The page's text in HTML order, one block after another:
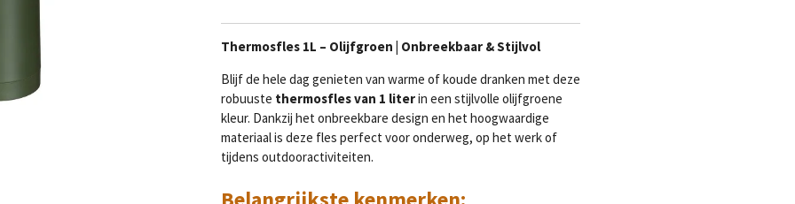
Thermosfles 1L – Olijfgroen | Onbreekbaar & Stijlvol
Blijf de hele dag genieten van warme of koude dranken met deze
robuuste thermosfles van 1 literin een stijlvolle olijfgroene
kleur. Dankzij het onbreekbare design en het hoogwaardige
materiaal is deze fles perfect voor onderweg, op het werk of
tijdens outdooractiviteiten.